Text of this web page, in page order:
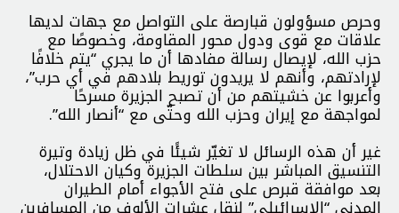
وحرص مسؤولون قبارصة على التواصل مع جهات لديها
علاقات مع قوى ودول محور المقاومة، وخصوصًا مع
حزب الله، لإيصال رسالة مفادها أن ما يجري “يتم خلافًا
لإرادتهم، وأنهم لا يريدون توريط بلادهم في أي حرب”،
وأعربوا عن خشيتهم من أن تصبح الجزيرة مسرحًا
لمواجهة مع إيران وحزب الله وحتّى مع “أنصار الله”.
غير أن هذه الرسائل لا تغيّر شيئًا في ظل زيادة وتيرة
التنسيق المباشر بين سلطات الجزيرة وكيان الاحتلال،
بعد موافقة قبرص على فتح الأجواء أمام الطيران